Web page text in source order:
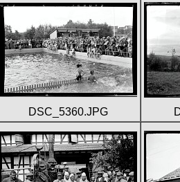
DSC_5360.JPG